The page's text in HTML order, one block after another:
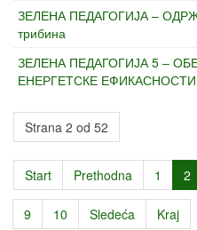
ЗЕЛЕНА ПЕДАГОГИЈА –
трибина
ЗЕЛЕНА ПЕДАГОГИЈА 5 –
ЕНЕРГЕТСКЕ ЕФИКАСНОСТИ
Strana 2 od 52
Start Prethodna 1 2
9 10 Sledeća Kraj